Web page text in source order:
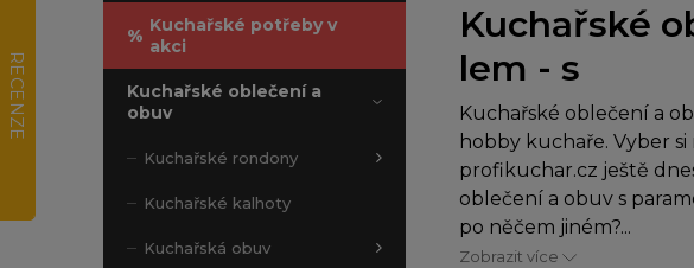
% Kuchařské potřeby v
akci
Kuchařské oblečení a
obuv
Kuchařské rondony
Kuchařské kalhoty
Kuchařská obuv
Kuchařské
lem - s
Kuchařské oblečení a
hobby kuchaře. Vyber
profikuchar.cz ještě
oblečení a obuv s
po něčem jiném?...
Zobrazit více
RECENZE